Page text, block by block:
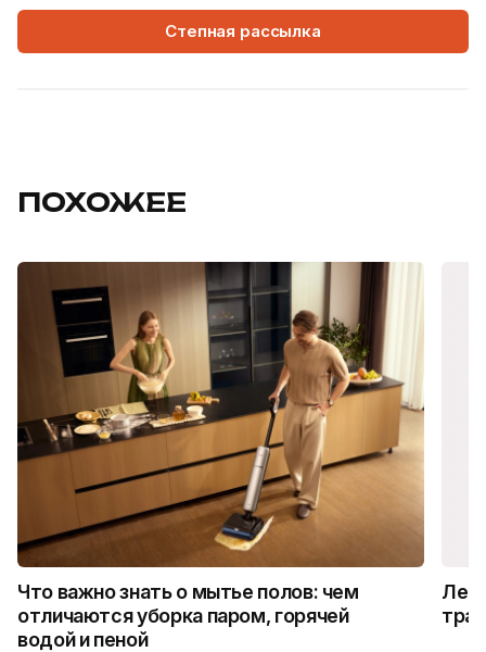
Степная рассылка
ПОХОЖЕЕ
Что важно знать о мытье полов: чем
отличаются уборка паром, горячей
водой и пеной